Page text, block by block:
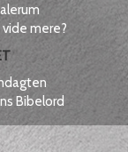
vide mere?
Bibelord